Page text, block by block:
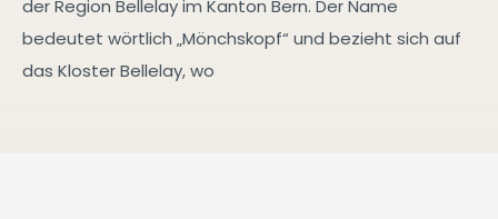
der Region Bellelay im Kanton Bern. Der Name
bedeutet wörtlich „Mönchskopf“ und bezieht sich auf
das Kloster Bellelay, wo